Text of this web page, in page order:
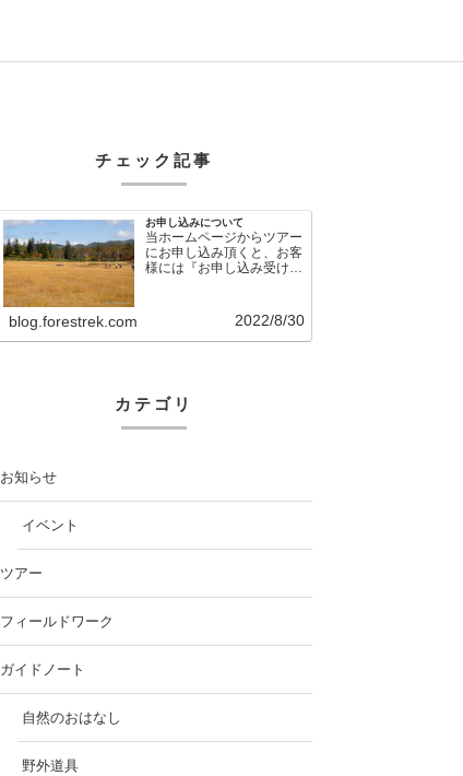
チェック記事
お申し込みについて
当ホームページからツアー
にお申し込み頂くと、お客
様には『お申し込み受け付
blog.forestrek.com 2022/8/30
カテゴリ
お知らせ
イベント
ツアー
フィールドワーク
ガイドノート
自然のおはなし
野外道具